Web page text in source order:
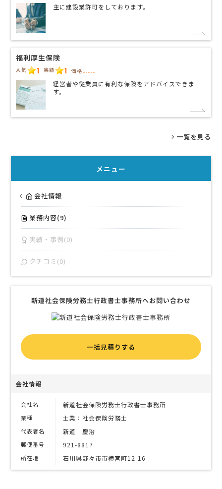
主に建設業許可をしております。
福利厚生保険
人気 1 実績 1 価格 -----
経営者や従業員に有利な保険をアドバイスできま
す。
一覧を見る
メニュー
会社情報
業務内容(9)
実績・事例(0)
クチコミ(0)
新道社会保険労務士行政書士事務所へお問い合わせ
一括見積りする
会社情報
会社名 新道社会保険労務士行政書士事務所
業種 士業：社会保険労務士
代表者名 新道 慶治
郵便番号 921-8817
所在地 石川県野々市市横宮町12-16